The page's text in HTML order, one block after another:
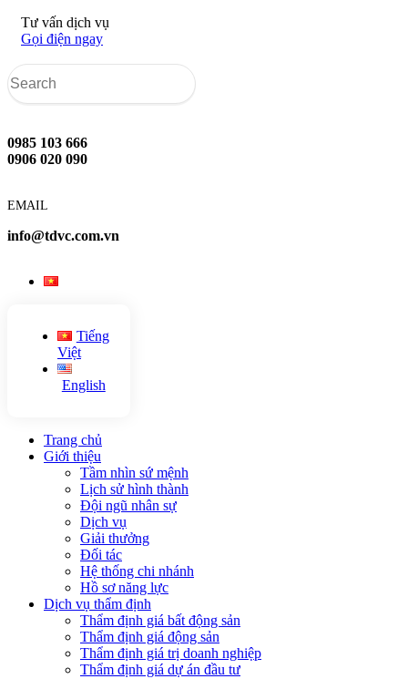
Tư vấn dịch vụ
Gọi điện ngay
0985 103 666
0906 020 090
EMAIL
info@tdvc.com.vn
Tiếng
Việt
English
Trang chủ
Giới thiệu
Tầm nhìn sứ mệnh
Lịch sử hình thành
Đội ngũ nhân sự
Dịch vụ
Giải thưởng
Đối tác
Hệ thống chi nhánh
Hồ sơ năng lực
Dịch vụ thẩm định
Thẩm định giá bất động sản
Thẩm định giá động sản
Thẩm định giá trị doanh nghiệp
Thẩm định giá dự án đầu tư